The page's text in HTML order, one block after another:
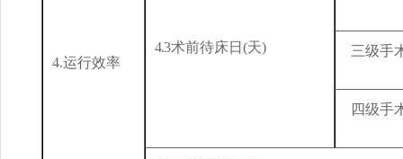
4.运行效率
4.3术前待床日 (天) 三级手
四级手